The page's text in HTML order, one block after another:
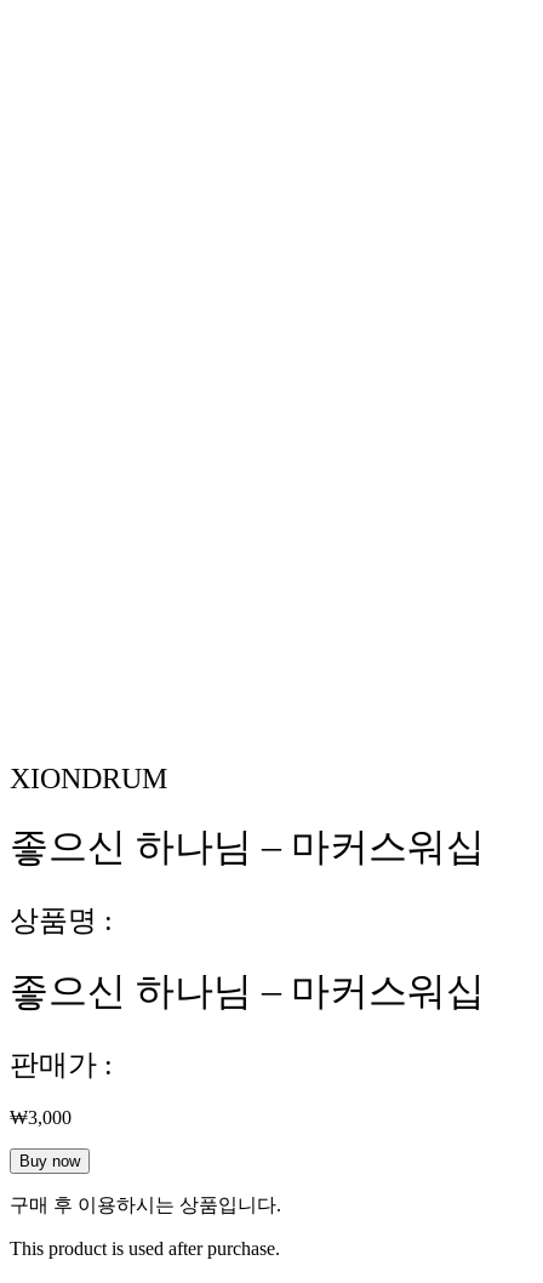
XIONDRUM
좋으신 하나님 – 마커스워십
상품명 :
좋으신 하나님 – 마커스워십
판매가 :
₩3,000
좋
신
나
Buy now
구매 후 이용하시는 상품입니다.
This product is used after purchase.